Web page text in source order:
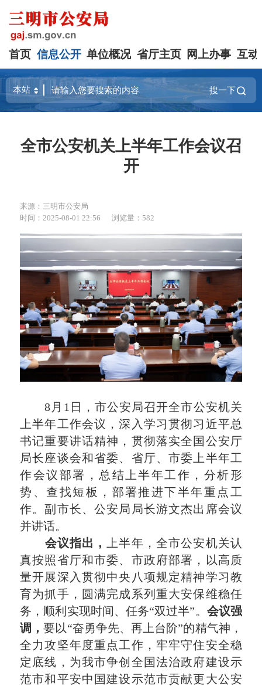
首页 信息公开 单位概况 省厅主页 网上办事 互动
搜一下
全市公安机关上半年工作会议召
开
来源：三明市公安局
时间：2025-08-01 22:56
浏览量：582
8月1日，市公安局召开全市公安机关
上半年工作会议，深入学习贯彻习近平总
书记重要讲话精神，贯彻落实全国公安厅
局长座谈会和省委、省厅、市委上半年工
作会议部署，总结上半年工作，分析形
势、查找短板，部署推进下半年重点工
作。副市长、公安局局长游文杰出席会议
并讲话。
会议指出，
上半年，全市公安机关认
真按照省厅和市委、市政府部署，以高质
量开展深入贯彻中央八项规定精神学习教
育为抓手，圆满完成系列重大安保维稳任
务，顺利实现时间、任务“双过半”。 会议强
调，要以“奋勇争先、再上台阶”的精气神，
全力攻坚年度重点工作，牢牢守住安全稳
定底线，为我市争创全国法治政府建设示
范市和平安中国建设示范市贡献更大公安